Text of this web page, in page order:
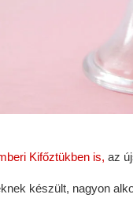
Kifőztükben is, az
készült, nagyon